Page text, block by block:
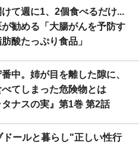
て週に1、2個食べるだけ...
勧める「大腸がんを予防す
酸たっぷり食品」
中。姉が目を離した隙に、
てしまった危険物とは
ナスの実』第1巻 第2話
ドールと暮らし"正しい性行